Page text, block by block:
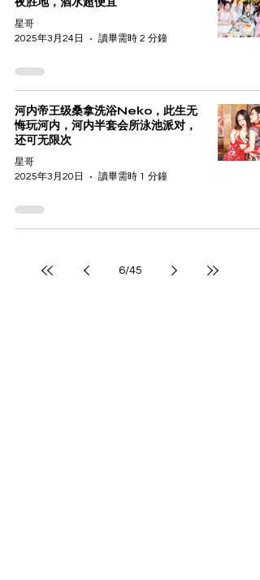
星哥
2025年3月24日
讀畢需時 2 分鐘
河内帝王级桑拿洗浴Neko，此生无
悔玩河内，河内半套会所泳池派对，
还可无限次
星哥
2025年3月20日
讀畢需時 1 分鐘
6/45